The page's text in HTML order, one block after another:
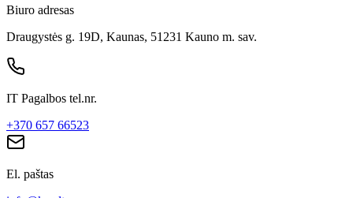
Biuro adresas
Draugystės g. 19D, Kaunas, 51231 Kauno m. sav.
IT Pagalbos tel.nr.
+370 657 66523
El. paštas